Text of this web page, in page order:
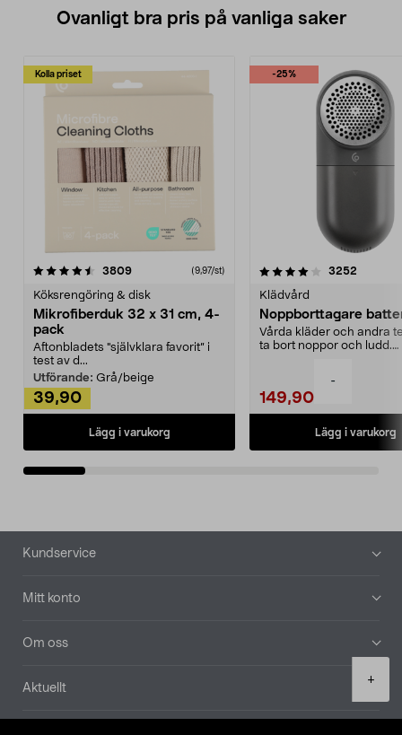
-
+
Ovanligt bra pris på vanliga saker
Kolla priset
3809recensioner (9,97/st)
Köksrengöring & disk
Mikrofiberduk 32 x 31 cm, 4-
pack
Aftonbladets "självklara favorit” i
test av d...
Utförande: Grå/beige
39,90
Lägg i varukorg
-25%
4.0av 5 stjärnor 3252
Klädvård
Noppborttagare
Vårda kläder och andra
ta bort noppor och ludd.
149,90
Lägg i varukorg
4.5av 5 stjärnor
Sidfot
Kundservice
Mitt konto
Om oss
Aktuellt